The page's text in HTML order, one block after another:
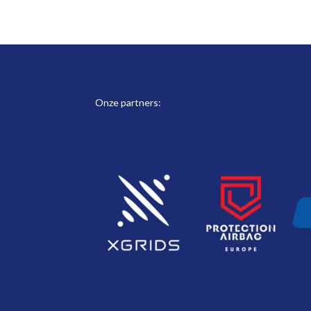
Onze partners: